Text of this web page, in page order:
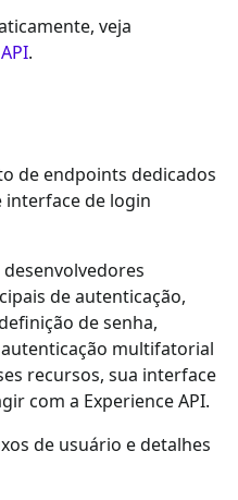
veja
.
de endpoints dedicados
de login
de autenticação,
de senha,
multifatorial
recursos, sua interface
com a Experience API.
de usuário e detalhes